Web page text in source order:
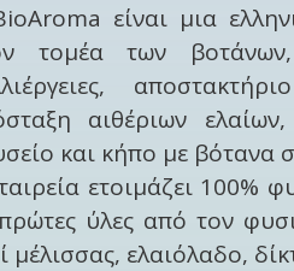
είναι μια
τομέα των
αιθέριων
και κήπο με βότανα
ετοιμάζει 100%
ύλες από τον
μέλισσας, ελαιόλαδο,